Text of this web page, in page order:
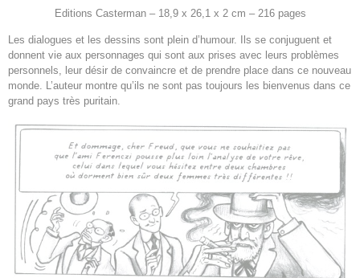
Editions Casterman – 18,9 x 26,1 x 2 cm – 216 pages
Les dialogues et les dessins sont plein d’humour. Ils se conjuguent et
donnent vie aux personnages qui sont aux prises avec leurs problèmes
personnels, leur désir de convaincre et de prendre place dans ce nouveau
monde. L’auteur montre qu’ils ne sont pas toujours les bienvenus dans ce
grand pays très puritain.